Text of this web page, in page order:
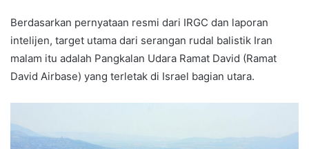
Berdasarkan pernyataan resmi dari IRGC dan laporan
intelijen, target utama dari serangan rudal balistik Iran
malam itu adalah Pangkalan Udara Ramat David (Ramat
David Airbase) yang terletak di Israel bagian utara.